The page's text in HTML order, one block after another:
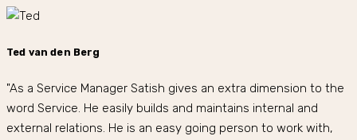
Ted van den Berg
"As a Service Manager Satish gives an extra dimension to the
word Service. He easily builds and maintains internal and
external relations. He is an easy going person to work with,